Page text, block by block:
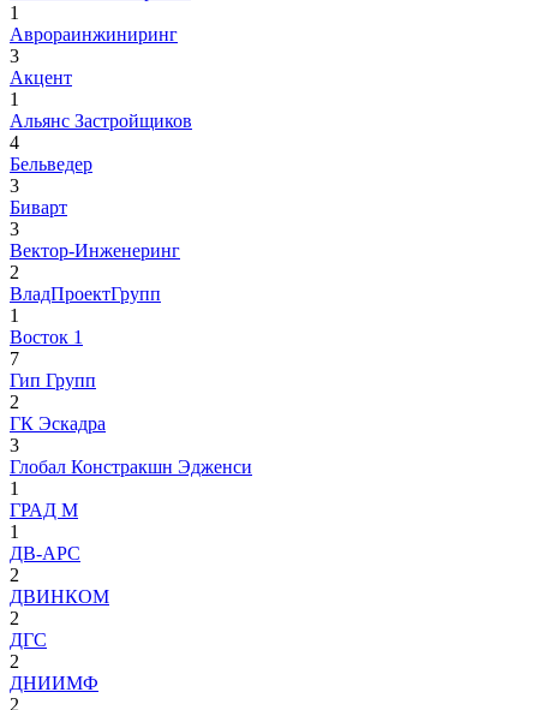
1
Аврораинжиниринг
3
Акцент
1
Альянс Застройщиков
4
Бельведер
3
Биварт
3
Вектор-Инженеринг
2
ВладПроектГрупп
1
Восток 1
7
Гип Групп
2
ГК Эскадра
3
Глобал Констракшн Эдженси
1
ГРАД М
1
ДВ-АРС
2
ДВИНКОМ
2
ДГС
2
ДНИИМФ
2